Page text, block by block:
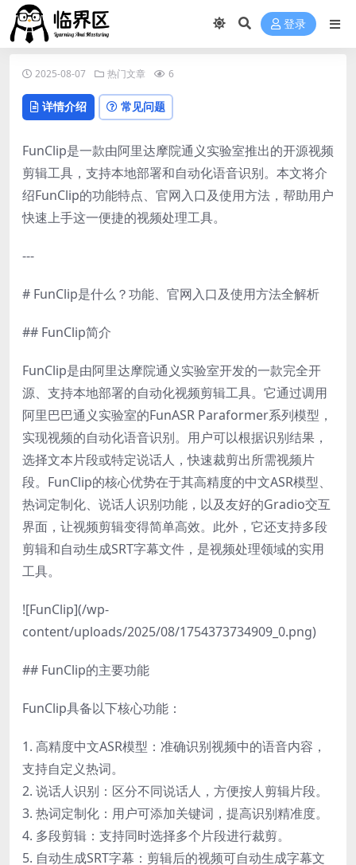
登录
2025-08-07 热门文章 6
详情介绍 常见问题
FunClip是一款由阿里达摩院通义实验室推出的开源视频
剪辑工具，支持本地部署和自动化语音识别。本文将介
绍FunClip的功能特点、官网入口及使用方法，帮助用户
快速上手这一便捷的视频处理工具。
---
# FunClip是什么？功能、官网入口及使用方法全解析
## FunClip简介
FunClip是由阿里达摩院通义实验室开发的一款完全开
源、支持本地部署的自动化视频剪辑工具。它通过调用
阿里巴巴通义实验室的FunASR Paraformer系列模型，
实现视频的自动化语音识别。用户可以根据识别结果，
选择文本片段或特定说话人，快速裁剪出所需视频片
段。FunClip的核心优势在于其高精度的中文ASR模型、
热词定制化、说话人识别功能，以及友好的Gradio交互
界面，让视频剪辑变得简单高效。此外，它还支持多段
剪辑和自动生成SRT字幕文件，是视频处理领域的实用
工具。
![FunClip](/wp-
content/uploads/2025/08/1754373734909_0.png)
## FunClip的主要功能
FunClip具备以下核心功能：
1. 高精度中文ASR模型：准确识别视频中的语音内容，
支持自定义热词。
2. 说话人识别：区分不同说话人，方便按人剪辑片段。
3. 热词定制化：用户可添加关键词，提高识别精准度。
4. 多段剪辑：支持同时选择多个片段进行裁剪。
5. 自动生成SRT字幕：剪辑后的视频可自动生成字幕文